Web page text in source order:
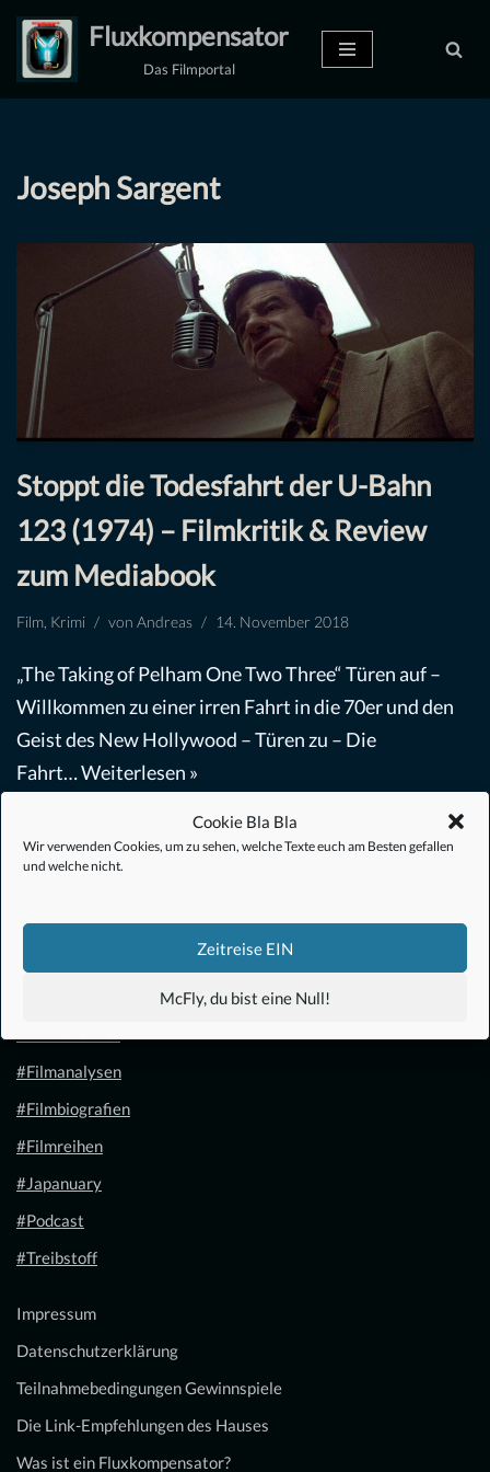
Cookie Bla Bla
Wir verwenden Cookies, um zu sehen, welche Texte euch am Besten gefallen
und welche nicht.
Zeitreise EIN
McFly, du bist eine Null!
Zum
Inhalt
Fluxkompensator
Das Filmportal
Joseph Sargent
Stoppt die Todesfahrt der U-Bahn
123 (1974) – Filmkritik & Review
zum Mediabook
Film Krimi von Andreas 14. November 2018
„The Taking of Pelham One Two Three“ Türen auf –
Willkommen zu einer irren Fahrt in die 70er und den
Geist des New Hollywood – Türen zu – Die
Fahrt…Weiterlesen »
#Filmanalysen
#Filmbiografien
#Filmreihen
#Japanuary
#Podcast
#Treibstoff
Impressum
Datenschutzerklärung
Teilnahmebedingungen Gewinnspiele
Die Link-Empfehlungen des Hauses
Was ist ein Fluxkompensator?